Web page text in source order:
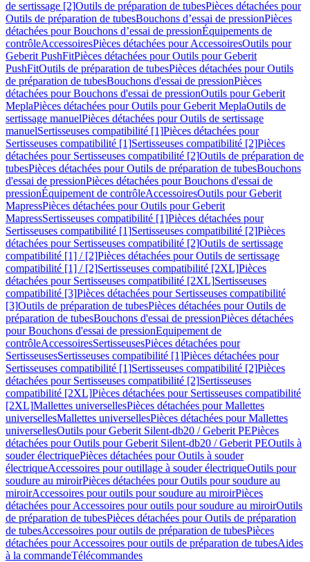
de sertissage [2]Outils de préparation de tubesPièces détachées pour
Outils de préparation de tubesBouchons d’essai de pressionPièces
détachées pour Bouchons d’essai de pressionÉquipements de
contrôleAccessoiresPièces détachées pour AccessoiresOutils pour
Geberit PushFitPièces détachées pour Outils pour Geberit
PushFitOutils de préparation de tubesPièces détachées pour Outils
de préparation de tubesBouchons d'essai de pressionPièces
détachées pour Bouchons d'essai de pressionOutils pour Geberit
MeplaPièces détachées pour Outils pour Geberit MeplaOutils de
sertissage manuelPièces détachées pour Outils de sertissage
manuelSertisseuses compatibilité [1]Pièces détachées pour
Sertisseuses compatibilité [1]Sertisseuses compatibilité [2]Pièces
détachées pour Sertisseuses compatibilité [2]Outils de préparation de
tubesPièces détachées pour Outils de préparation de tubesBouchons
d'essai de pressionPièces détachées pour Bouchons d'essai de
pressionÉquipement de contrôleAccessoiresOutils pour Geberit
MapressPièces détachées pour Outils pour Geberit
MapressSertisseuses compatibilité [1]Pièces détachées pour
Sertisseuses compatibilité [1]Sertisseuses compatibilité [2]Pièces
détachées pour Sertisseuses compatibilité [2]Outils de sertissage
compatibilité [1] / [2]Pièces détachées pour Outils de sertissage
compatibilité [1] / [2]Sertisseuses compatibilité [2XL]Pièces
détachées pour Sertisseuses compatibilité [2XL]Sertisseuses
compatibilité [3]Pièces détachées pour Sertisseuses compatibilité
[3]Outils de préparation de tubesPièces détachées pour Outils de
préparation de tubesBouchons d'essai de pressionPièces détachées
pour Bouchons d'essai de pressionEquipement de
contrôleAccessoiresSertisseusesPièces détachées pour
SertisseusesSertisseuses compatibilité [1]Pièces détachées pour
Sertisseuses compatibilité [1]Sertisseuses compatibilité [2]Pièces
détachées pour Sertisseuses compatibilité [2]Sertisseuses
compatibilité [2XL]Pièces détachées pour Sertisseuses compatibilité
[2XL]Mallettes universellesPièces détachées pour Mallettes
universellesMallettes universellesPièces détachées pour Mallettes
universellesOutils pour Geberit Silent-db20 / Geberit PEPièces
détachées pour Outils pour Geberit Silent-db20 / Geberit PEOutils à
souder électriquePièces détachées pour Outils à souder
électriqueAccessoires pour outillage à souder électriqueOutils pour
soudure au miroirPièces détachées pour Outils pour soudure au
miroirAccessoires pour outils pour soudure au miroirPièces
détachées pour Accessoires pour outils pour soudure au miroirOutils
de préparation de tubesPièces détachées pour Outils de préparation
de tubesAccessoires pour outils de préparation de tubesPièces
détachées pour Accessoires pour outils de préparation de tubesAides
à la commandeTélécommandes